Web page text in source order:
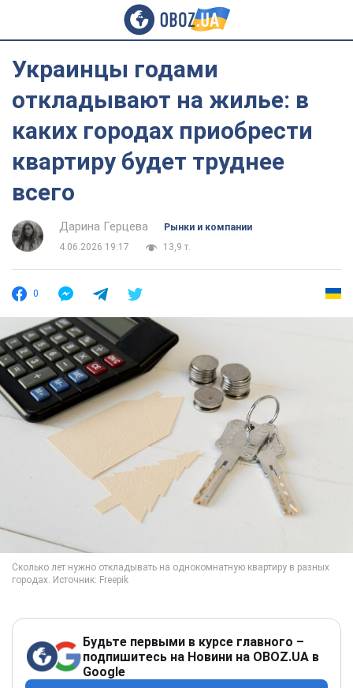
Украинцы годами
откладывают на жилье: в
каких городах приобрести
квартиру будет труднее
всего
Дарина Герцева
Рынки и компании
4.06.2026 19:17
13,9 т.
0
Будьте первыми в курсе главного –
подпишитесь на Новини на OBOZ.UA в
Google